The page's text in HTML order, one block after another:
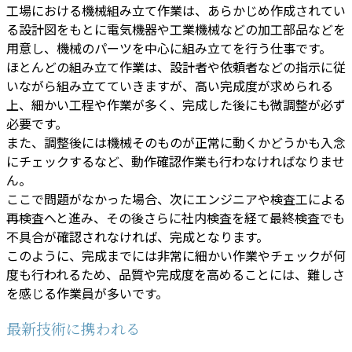
工場における機械組み立て作業は、あらかじめ作成されてい
る設計図をもとに電気機器や工業機械などの加工部品などを
用意し、機械のパーツを中心に組み立てを行う仕事です。
ほとんどの組み立て作業は、設計者や依頼者などの指示に従
いながら組み立てていきますが、高い完成度が求められる
上、細かい工程や作業が多く、完成した後にも微調整が必ず
必要です。
また、調整後には機械そのものが正常に動くかどうかも入念
にチェックするなど、動作確認作業も行わなければなりませ
ん。
ここで問題がなかった場合、次にエンジニアや検査工による
再検査へと進み、その後さらに社内検査を経て最終検査でも
不具合が確認されなければ、完成となります。
このように、完成までには非常に細かい作業やチェックが何
度も行われるため、品質や完成度を高めることには、難しさ
を感じる作業員が多いです。
最新技術に携われる